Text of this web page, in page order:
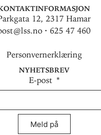
12, 2317 Hamar
· 625 47 460
Personvernerklæring
Nyhetsbrev
E-post
Meld på